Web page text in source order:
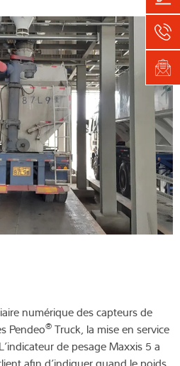
numérique des capteurs de
Pendeo® Truck, la mise en service
de pesage Maxxis 5 a